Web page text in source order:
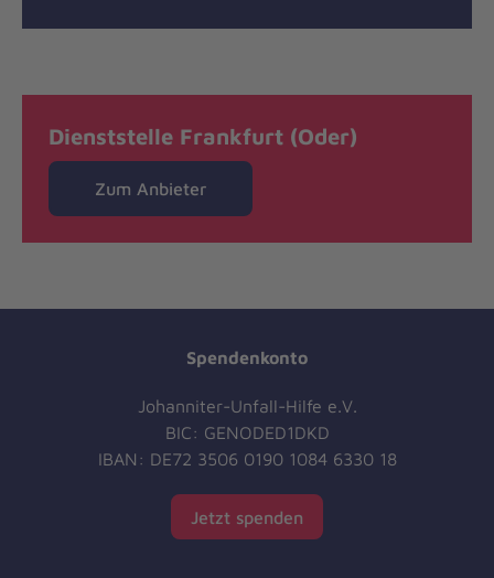
Dienststelle Frankfurt (Oder)
Zum Anbieter
Spendenkonto
Johanniter-Unfall-Hilfe e.V.
BIC: GENODED1DKD
IBAN: DE72 3506 0190 1084 6330 18
Jetzt spenden